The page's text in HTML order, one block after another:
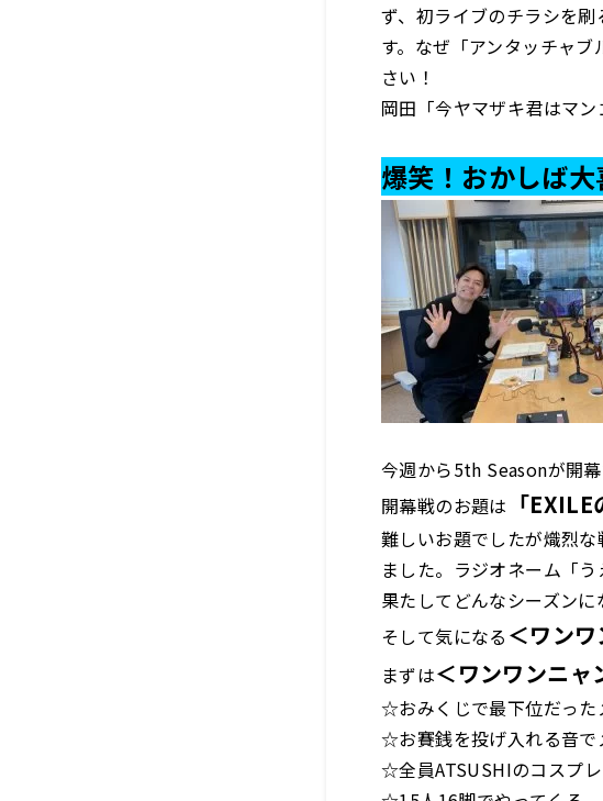
ず、初ライブのチラシを
す。なぜ「アンタッチャ
さい！
岡田「今ヤマザキ君はマン
爆笑！おかしば大
今週から5th Seasonが開幕
開幕戦のお題は 「
難しいお題でしたが熾烈
ました。ラジオネーム「
果たしてどんなシーズン
そして気になる ＜ワン
まずは＜ワンワンニャ
☆おみくじで最下位だった
☆お賽銭を投げ入れる音で
☆全員ATSUSHIのコスプ